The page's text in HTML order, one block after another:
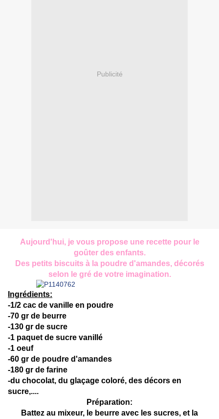
Publicité
Aujourd'hui, je vous propose une recette pour le
goûter des enfants.
Des petits biscuits à la poudre d'amandes, décorés
selon le gré de votre imagination.
Ingrédients:
-1/2 cac de vanille en poudre
-70 gr de beurre
-130 gr de sucre
-1 paquet de sucre vanillé
-1 oeuf
-60 gr de poudre d'amandes
-180 gr de farine
-du chocolat, du glaçage coloré, des décors en
sucre,....
Préparation:
Battez au mixeur, le beurre avec les sucres, et la